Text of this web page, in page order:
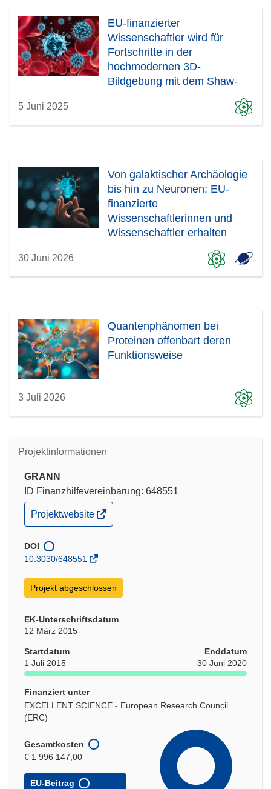
EU-finanzierter
Wissenschaftler wird für
Fortschritte in der
hochmodernen 3D-
Bildgebung mit dem Shaw-
5 Juni 2025
Von galaktischer Archäologie
bis hin zu Neuronen: EU-
finanzierte
Wissenschaftlerinnen und
Wissenschaftler erhalten
30 Juni 2026
Quantenphänomen bei
Proteinen offenbart deren
Funktionsweise
3 Juli 2026
Projektinformationen
GRANN
ID Finanzhilfevereinbarung: 648551
(öffnet
in
Fenster)
Projektwebsite
DOI
10.3030/648551
Projekt abgeschlossen
EK-Unterschriftsdatum
12 März 2015
Startdatum
1 Juli 2015
Enddatum
30 Juni 2020
Finanziert unter
EXCELLENT SCIENCE - European Research Council
(ERC)
Gesamtkosten
€ 1 996 147,00
EU-Beitrag